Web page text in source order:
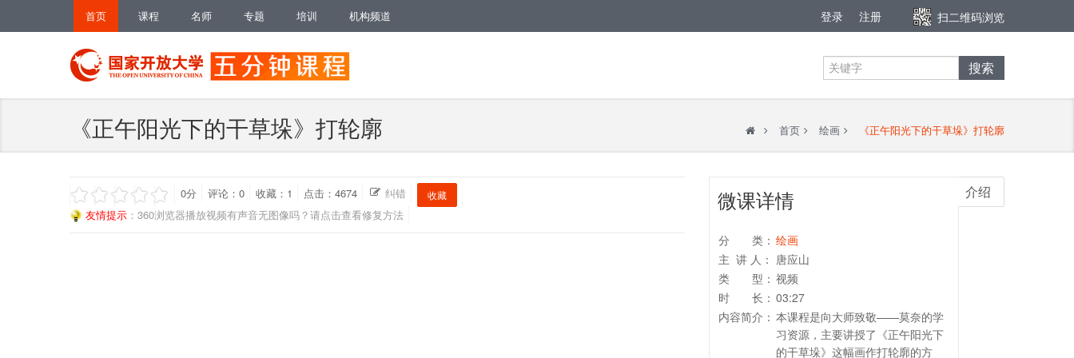
扫二维码浏览
登录 注册
首页 课程 名师 专题 培训 机构频道
搜索
《正午阳光下的干草垛》打轮廓 首页 绘画 《正午阳光下的干草垛》打轮廓
0分 评论： 0 收藏： 1 点击：4674 纠错 收藏
友情提示 ：360浏览器播放视频有声音无图像吗？请点击查看修复方法
介绍
微课详情
分 类： 绘画
主 讲 人： 唐应山
类 型： 视频
时 长： 03:27
内容简介： 本课程是向大师致敬——莫奈的学
习资源，主要讲授了《正午阳光下
的干草垛》这幅画作打轮廓的方